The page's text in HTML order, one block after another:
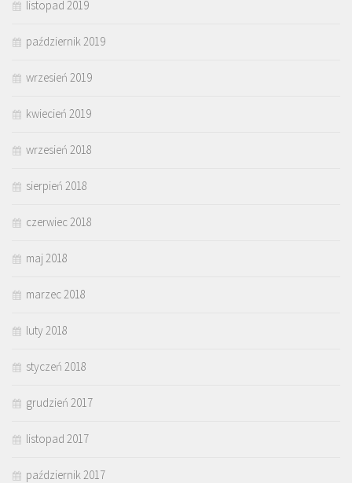
listopad 2019
październik 2019
wrzesień 2019
kwiecień 2019
wrzesień 2018
sierpień 2018
czerwiec 2018
maj 2018
marzec 2018
luty 2018
styczeń 2018
grudzień 2017
listopad 2017
październik 2017